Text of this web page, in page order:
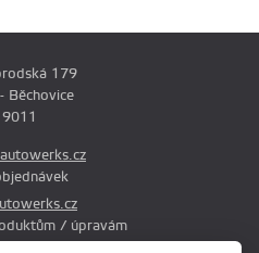
179
Běchovice
/ úpravám